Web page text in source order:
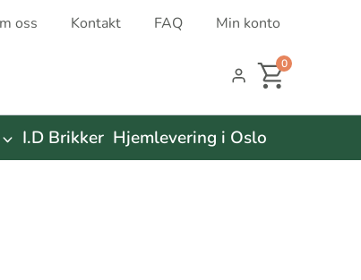
oss Kontakt FAQ Min konto
0
I.D Brikker Hjemlevering i Oslo